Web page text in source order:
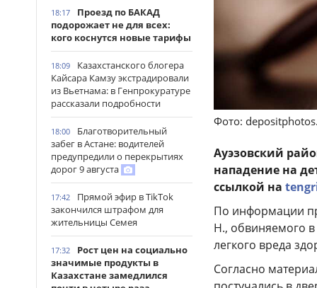
18:17
Проезд по БАКАД
подорожает не для всех:
кого коснутся новые тарифы
18:09
Казахстанского блогера
Кайсара Камзу экстрадировали
из Вьетнама: в Генпрокуратуре
рассказали подробности
18:00
Благотворительный
забег в Астане: водителей
предупредили о перекрытиях
дорог 9 августа
17:42
Прямой эфир в TikTok
закончился штрафом для
жительницы Семея
17:32
Рост цен на социально
значимые продукты в
Казахстане замедлился
Фото:
Ауэзовский
нападение на
ссылкой на
По информации
Н., обвиняемого
легкого вреда
Согласно